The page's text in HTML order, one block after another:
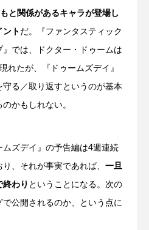
と関係があるキャラが登場し
ント だ。『ファンタスティック
』では、ドクター・ドゥームは
れたが、『ドゥームズデイ』
る／取り返すというのが基本
かもしれない。
ムズデイ』の予告編は4週連続
、それが事実であれば、 一旦
わり ということになる。次の
公開されるのか、という点に